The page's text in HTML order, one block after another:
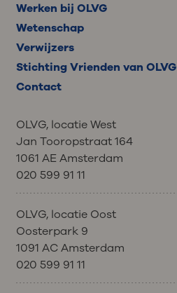
Werken bij OLVG
Wetenschap
Verwijzers
Stichting Vrienden van OLVG
Contact
OLVG, locatie West
Jan Tooropstraat 164
1061 AE Amsterdam
020 599 91 11
OLVG, locatie Oost
Oosterpark 9
1091 AC Amsterdam
020 599 91 11